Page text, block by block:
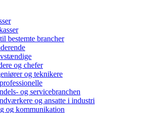
bestemte brancher
og chefer
og teknikere
og servicebranchen
og ansatte i industri
og kommunikation